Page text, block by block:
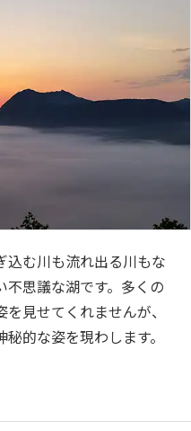
込む川も流れ出る川もな
不思議な湖です。多くの
見せてくれませんが、
的な姿を現わします。